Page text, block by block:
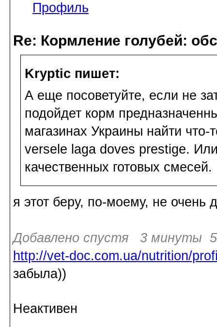
Профиль
Re: Кормление голубей:
Kryptic пишет:
А еще посоветуйте, если не
подойдет корм
магазинах Украины найти
versele laga doves prestige.
качественных готовых смесей.
я этот беру, по-моему, не очень
Добавлено спустя 3 минуты
http://vet-doc.com.ua/nutrition/
забыла))
Неактивен